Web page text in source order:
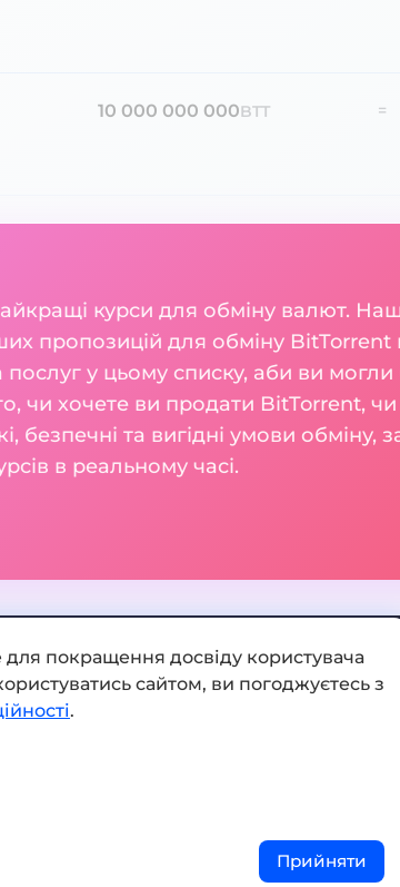
10 000 000 000BTT =
курси для обміну валют.
пропозицій для обміну
у цьому списку, аби ви могли
чи хочете ви продати BitTorrent,
та вигідні умови обміну,
в реальному часі.
Додати обмінник
Політика конфіденційності
покращення досвіду користувача
сайтом, ви погоджуєтесь з
.
Прийняти